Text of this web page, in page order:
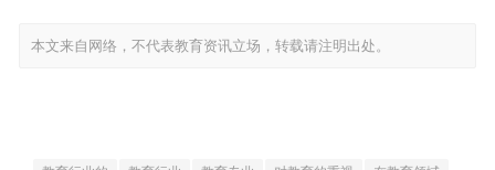
本文来自网络，不代表教育资讯立场，转载请注明出处。